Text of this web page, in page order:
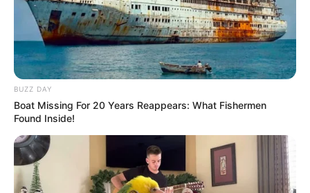
BUZZ DAY
Boat Missing For 20 Years Reappears: What Fishermen
Found Inside!